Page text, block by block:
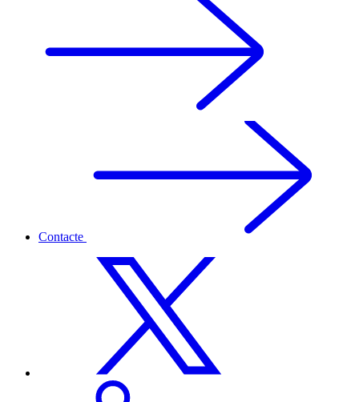
Contacte